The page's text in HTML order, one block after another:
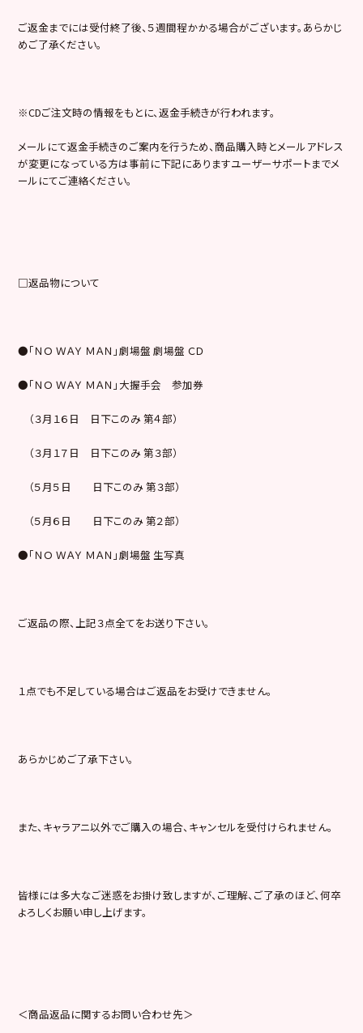
ご返金までには受付終了後、５週間程かかる場合がございます。あらかじ
めご了承ください。
※CDご注文時の情報をもとに、返金手続きが行われます。
メールにて返金手続きのご案内を行うため、商品購入時とメールアドレス
が変更になっている方は事前に下記にありますユーザーサポートまでメ
ールにてご連絡ください。
□返品物について
●「ＮＯ ＷＡＹ ＭＡＮ」劇場盤 劇場盤 ＣＤ
●「ＮＯ ＷＡＹ ＭＡＮ」大握手会 参加券
（３月１６日 日下このみ 第４部）
（３月１７日 日下このみ 第３部）
（５月５日 日下このみ 第３部）
（５月６日 日下このみ 第２部）
●「ＮＯ ＷＡＹ ＭＡＮ」劇場盤 生写真
ご返品の際、上記３点全てをお送り下さい。
１点でも不足している場合はご返品をお受けできません。
あらかじめご了承下さい。
また、キャラアニ以外でご購入の場合、キャンセルを受付けられません。
皆様には多大なご迷惑をお掛け致しますが、ご理解、ご了承のほど、何卒
よろしくお願い申し上げます。
＜商品返品に関するお問い合わせ先＞